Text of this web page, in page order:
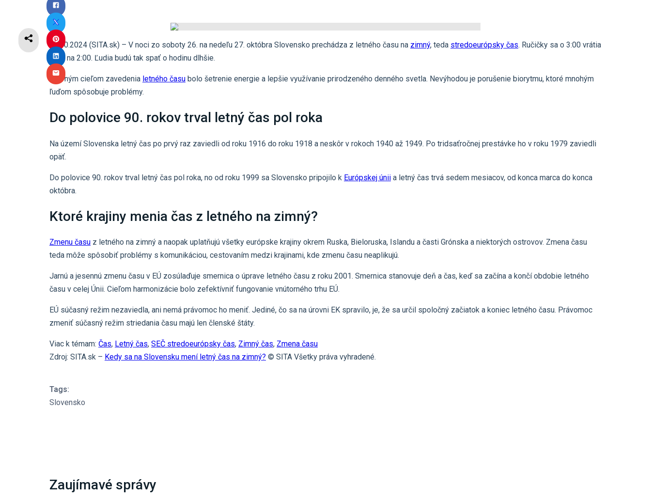
22.10.2024 (SITA.sk) – V noci zo soboty 26. na nedeľu 27. októbra Slovensko prechádza z letného času na zimný, teda stredoeurópsky čas. Ručičky sa o 3:00 vrátia
späť na 2:00. Ľudia budú tak spať o hodinu dlhšie.
Hlavným cieľom zavedenia letného času bolo šetrenie energie a lepšie využívanie prirodzeného denného svetla. Nevýhodou je porušenie biorytmu, ktoré mnohým
ľuďom spôsobuje problémy.
Do polovice 90. rokov trval letný čas pol roka
Na území Slovenska letný čas po prvý raz zaviedli od roku 1916 do roku 1918 a neskôr v rokoch 1940 až 1949. Po tridsaťročnej prestávke ho v roku 1979 zaviedli
opäť.
Do polovice 90. rokov trval letný čas pol roka, no od roku 1999 sa Slovensko pripojilo k Európskej únii a letný čas trvá sedem mesiacov, od konca marca do konca
októbra.
Ktoré krajiny menia čas z letného na zimný?
Zmenu času z letného na zimný a naopak uplatňujú všetky európske krajiny okrem Ruska, Bieloruska, Islandu a časti Grónska a niektorých ostrovov. Zmena času
teda môže spôsobiť problémy s komunikáciou, cestovaním medzi krajinami, kde zmenu času neaplikujú.
Jarnú a jesennú zmenu času v EÚ zosúlaďuje smernica o úprave letného času z roku 2001. Smernica stanovuje deň a čas, keď sa začína a končí obdobie letného
času v celej Únii. Cieľom harmonizácie bolo zefektívniť fungovanie vnútorného trhu EÚ.
EÚ súčasný režim nezaviedla, ani nemá právomoc ho meniť. Jediné, čo sa na úrovni EK spravilo, je, že sa určil spoločný začiatok a koniec letného času. Právomoc
zmeniť súčasný režim striedania času majú len členské štáty.
Viac k témam: Čas, Letný čas, SEČ stredoeurópsky čas, Zimný čas, Zmena času
Zdroj: SITA.sk – Kedy sa na Slovensku mení letný čas na zimný? © SITA Všetky práva vyhradené.
Tags:
Slovensko
Zaujímavé správy